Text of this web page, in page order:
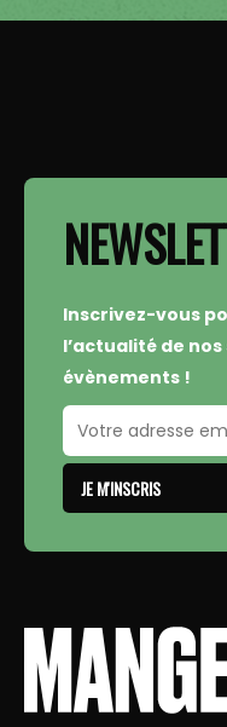
Inscrivez-vous
l’actualité de
évènements !
JE M'INSCRIS